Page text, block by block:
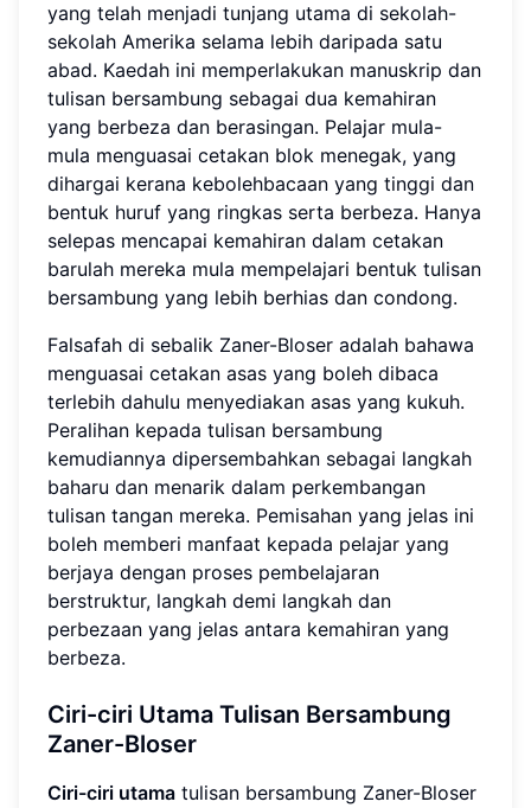
yang telah menjadi tunjang utama di sekolah-
sekolah Amerika selama lebih daripada satu
abad. Kaedah ini memperlakukan manuskrip dan
tulisan bersambung sebagai dua kemahiran
yang berbeza dan berasingan. Pelajar mula-
mula menguasai cetakan blok menegak, yang
dihargai kerana kebolehbacaan yang tinggi dan
bentuk huruf yang ringkas serta berbeza. Hanya
selepas mencapai kemahiran dalam cetakan
barulah mereka mula mempelajari bentuk tulisan
bersambung yang lebih berhias dan condong.
Falsafah di sebalik Zaner-Bloser adalah bahawa
menguasai cetakan asas yang boleh dibaca
terlebih dahulu menyediakan asas yang kukuh.
Peralihan kepada tulisan bersambung
kemudiannya dipersembahkan sebagai langkah
baharu dan menarik dalam perkembangan
tulisan tangan mereka. Pemisahan yang jelas ini
boleh memberi manfaat kepada pelajar yang
berjaya dengan proses pembelajaran
berstruktur, langkah demi langkah dan
perbezaan yang jelas antara kemahiran yang
berbeza.
Ciri-ciri Utama Tulisan Bersambung
Zaner-Bloser
Ciri-ciri utama tulisan bersambung Zaner-Bloser